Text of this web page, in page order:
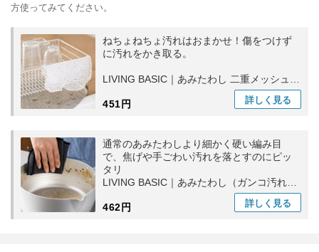
方使ってみてください。
ねちょねちょ汚れはおまかせ！傷をつけず
に汚れをかき取る。
LIVING BASIC｜あみたわし 二重メッシュ
紐付き キッチン用品 洗い物 食器洗い 日本
製
451円 詳しく 見る
通常のあみたわしより細かく硬い編み目
で、焦げや手ごわい汚れを落とすのにピッ
タリ
LIVING BASIC｜あみたわし（ガンコ汚れ
用）台所用日 食器洗い ギフト
462円
詳しく 見る